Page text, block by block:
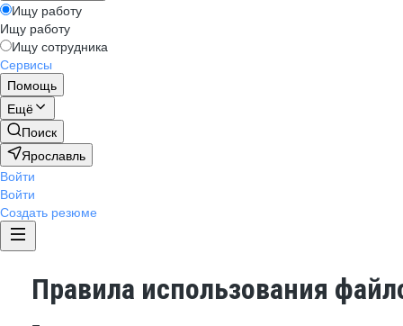
Ищу работу
Ищу работу
Ищу сотрудника
Сервисы
Помощь
Ещё
Поиск
Ярославль
Войти
Войти
Создать резюме
Правила использования